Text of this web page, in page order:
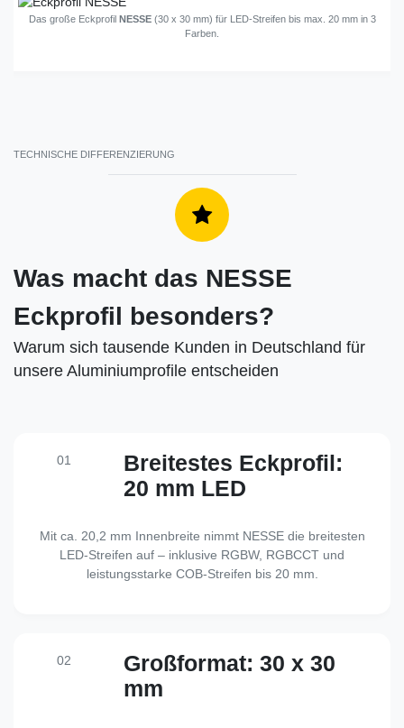
Das große Eckprofil NESSE(30 x 30 mm) für LED-Streifen bis max. 20 mm in 3
Farben.
TECHNISCHE DIFFERENZIERUNG
Was macht das NESSE
Eckprofil besonders?
Warum sich tausende Kunden in Deutschland für
unsere Aluminiumprofile entscheiden
01
Breitestes Eckprofil:
20 mm LED
Mit ca. 20,2 mm Innenbreite nimmt NESSE die breitesten
LED-Streifen auf – inklusive RGBW, RGBCCT und
leistungsstarke COB-Streifen bis 20 mm.
02
Großformat: 30 x 30
mm